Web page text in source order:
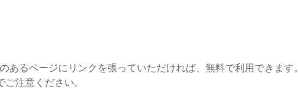
あるページにリンクを張っていただければ、無料で利用できます。
注意ください。